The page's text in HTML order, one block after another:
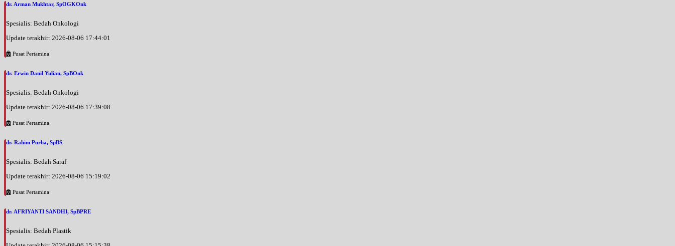
dr. Arman Mukhtar, SpOGKOnk
Spesialis: Bedah Onkologi
Update terakhir: 2026-08-06 17:44:01
Pusat Pertamina
dr. Erwin Danil Yulian, SpBOnk
Spesialis: Bedah Onkologi
Update terakhir: 2026-08-06 17:39:08
Pusat Pertamina
dr. Rahim Purba, SpBS
Spesialis: Bedah Saraf
Update terakhir: 2026-08-06 15:19:02
Pusat Pertamina
dr. AFRIYANTI SANDHI, SpBPRE
Spesialis: Bedah Plastik